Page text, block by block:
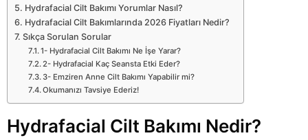
Hydrafacial Cilt Bakımı Yorumlar Nasıl?
Hydrafacial Cilt Bakımlarında 2026 Fiyatları Nedir?
Sıkça Sorulan Sorular
1- Hydrafacial Cilt Bakımı Ne İşe Yarar?
2- Hydrafacial Kaç Seansta Etki Eder?
3- Emziren Anne Cilt Bakımı Yapabilir mi?
Okumanızı Tavsiye Ederiz!
Hydrafacial Cilt Bakımı Nedir?